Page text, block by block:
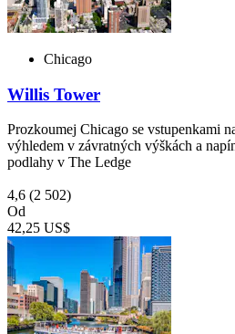
Chicago
Willis Tower
Prozkoumej Chicago se vstupenkami
výhledem v závratných výškách a
podlahy v The Ledge
4,6 (2 502)
Od
42,25 US$